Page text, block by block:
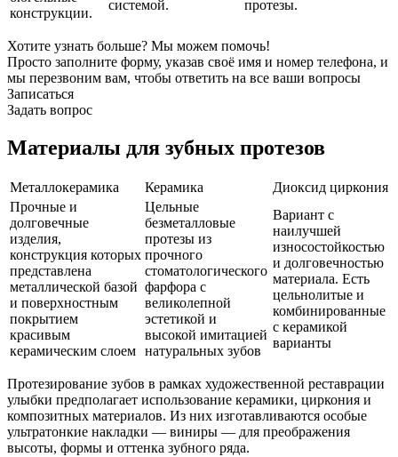
конструкции.
системой.
протезы.
Хотите узнать больше? Мы можем помочь!
Просто заполните форму, указав своё имя и номер телефона, и
мы перезвоним вам, чтобы ответить на все ваши вопросы
Записаться
Задать вопрос
Материалы для зубных протезов
Металлокерамика Керамика
Диоксид циркония
Прочные и
долговечные
изделия,
конструкция которых
представлена
металлической базой
и поверхностным
покрытием
красивым
керамическим слоем
Цельные
безметалловые
протезы из
прочного
стоматологического
фарфора с
великолепной
эстетикой и
высокой имитацией
натуральных зубов
Вариант с
наилучшей
износостойкостью
и долговечностью
материала. Есть
цельнолитые и
комбинированные
с керамикой
варианты
Протезирование зубов в рамках художественной реставрации
улыбки предполагает использование керамики, циркония и
композитных материалов. Из них изготавливаются особые
ультратонкие накладки — виниры — для преображения
высоты, формы и оттенка зубного ряда.